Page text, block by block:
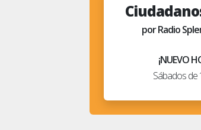
por Radio
¡NUEVO
Sábados de